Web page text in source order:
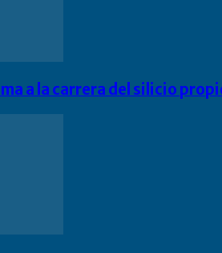
a la carrera del silicio